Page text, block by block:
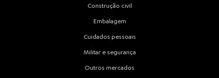
Construção civil
Embalagem
Cuidados pessoais
Militar e segurança
Outros mercados